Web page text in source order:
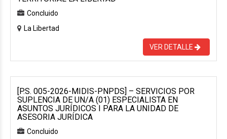
Concluido
La Libertad
VER DETALLE
[P.S. 005-2026-MIDIS-PNPDS] – SERVICIOS POR
SUPLENCIA DE UN/A (01) ESPECIALISTA EN
ASUNTOS JURÍDICOS I PARA LA UNIDAD DE
ASESORIA JURÍDICA
Concluido